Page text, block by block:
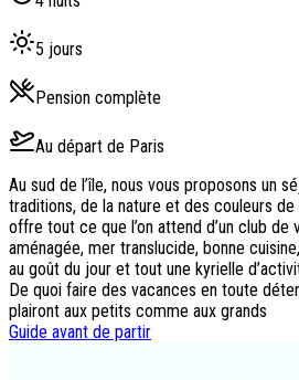
5 jours
Pension complète
Au départ de Paris
Au sud de l’île, nous vous proposons un
traditions, de la nature et des couleurs
offre tout ce que l’on attend d’un club de
aménagée, mer translucide, bonne
au goût du jour et tout une kyrielle
De quoi faire des vacances en toute
plairont aux petits comme aux grands
Guide avant de partir